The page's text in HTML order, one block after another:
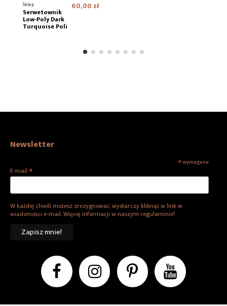
Sklep
Serwetownik
Low-Poly Dark
Turquoise Poli
60,00 zł
Newsletter
*wymagane
E-mail *
W każdej chwili możesz zrezygnować, wystarczy kliknąć w link w
wiadomości e-mail. Więcej informacji w naszym regulaminie!